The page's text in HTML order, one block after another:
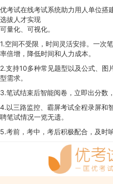
优考试在线考试系统助力用人单位搭
选拔人才实现
可量化、可视化。
1.空间不受限，时间灵活安排。一次
率倍增，降低时间和人力成本。
2.支持10多种常见题型以及公式、图
型需求。
3.笔试结束后智能阅卷，立即出分数
4.以三路监控、霸屏考试全程录屏和
聘笔试情况一览无遗。
5.考前，考中，考后积极配合，及时